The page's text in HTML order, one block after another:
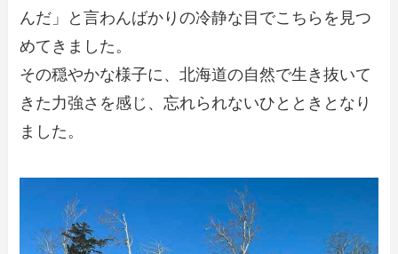
んだ」と言わんばかりの冷静な目でこちらを見つ
めてきました。
その穏やかな様子に、北海道の自然で生き抜いて
きた力強さを感じ、忘れられないひとときとなり
ました。